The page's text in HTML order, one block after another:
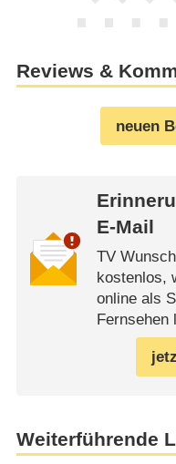
Reviews &
neuen
E-Mail
TV
kostenlos,
online als
Fernsehen
Weiterführende